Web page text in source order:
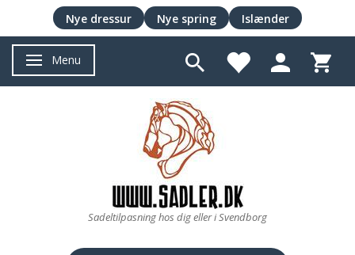
Skifte navigation
Menu
Sadeltilpasning hos dig eller i Svendborg
Nye dressur Nye spring Islænder